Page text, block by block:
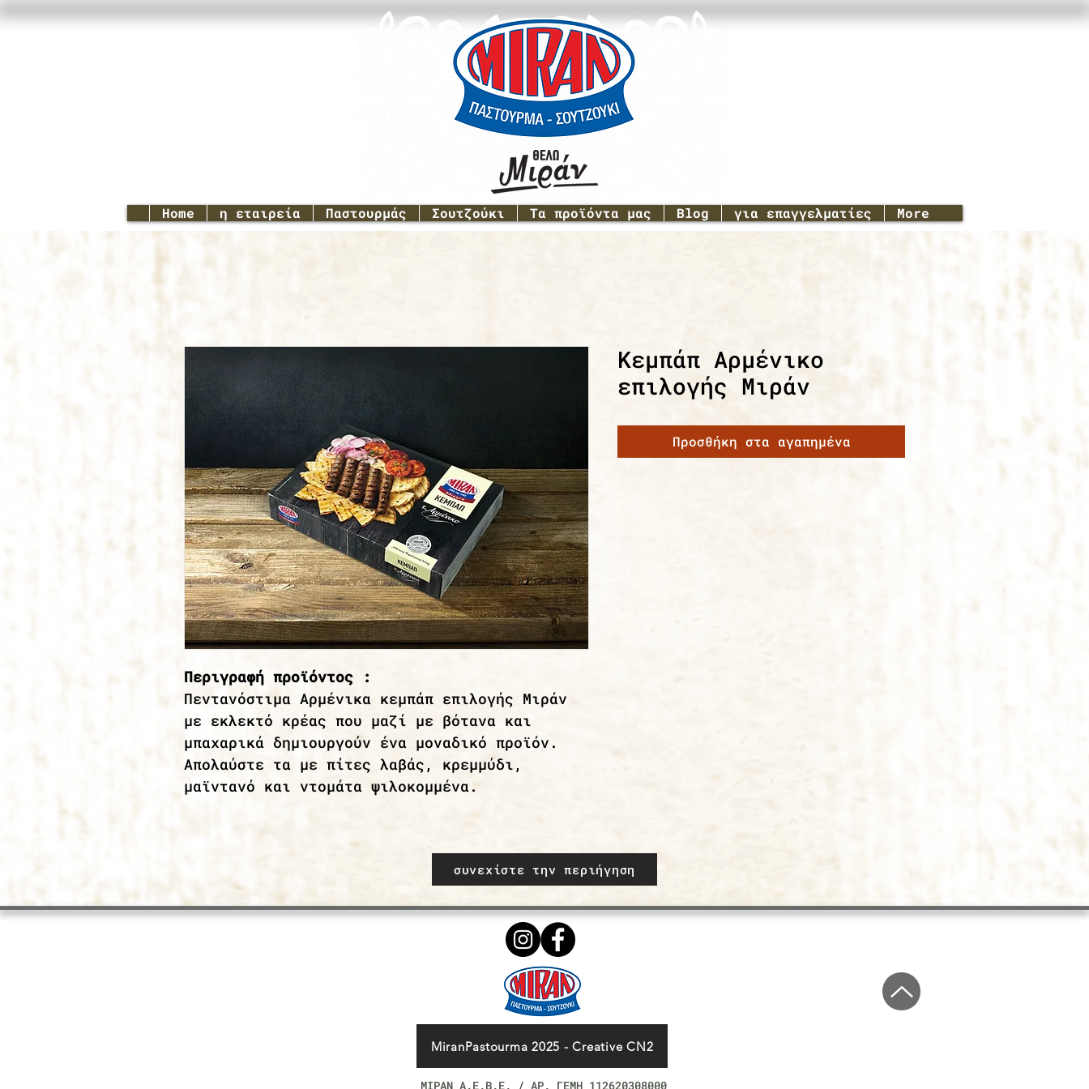
Home η εταιρεία Παστουρμάς Σουτζούκι Τα προϊόντα μας Blog για επαγγελματίες More
Περιγραφή προϊόντος :
Πεντανόστιμα Αρμένικα κεμπάπ επιλογής Μιράν
με εκλεκτό κρέας που μαζί με βότανα και
μπαχαρικά δημιουργούν ένα μοναδικό προϊόν.
Απολαύστε τα με πίτες λαβάς, κρεμμύδι,
μαϊντανό και ντομάτα ψιλοκομμένα.
Κεμπάπ Αρμένικο
επιλογής Μιράν
Προσθήκη στα αγαπημένα
συνεχίστε την περιήγηση
MiranPastourma 2025 - Creative CN2
ΜΙΡΑΝ Α.Ε.Β.Ε. / ΑΡ. ΓΕΜΗ 112620308000